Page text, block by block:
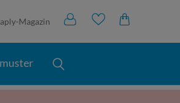
Magazin